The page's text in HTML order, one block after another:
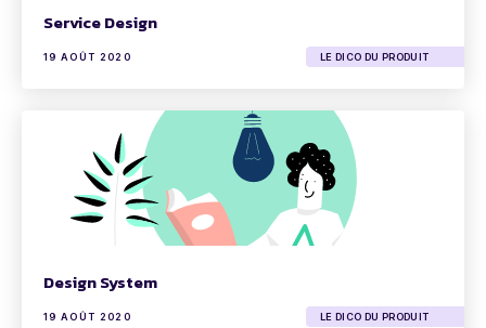
Service Design
19 AOÛT 2020 LE DICO DU PRODUIT
Design System
19 AOÛT 2020 LE DICO DU PRODUIT